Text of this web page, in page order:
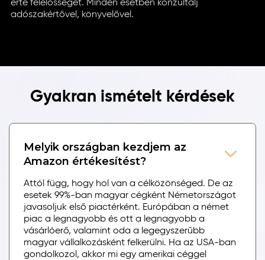
érte felelősséget. Minden esetben konzultálj
adószakértővel, könyvelővel.
Gyakran ismételt kérdések
Melyik országban kezdjem az
Amazon értékesítést?
Attól függ, hogy hol van a célközönséged. De az
esetek 99%-ban magyar cégként Németországot
javasoljuk első piactérként. Európában a német
piac a legnagyobb és ott a legnagyobb a
vásárlóerő, valamint oda a legegyszerűbb
magyar vállalkozásként felkerülni. Ha az USA-ban
gondolkozol, akkor mi egy amerikai céggel